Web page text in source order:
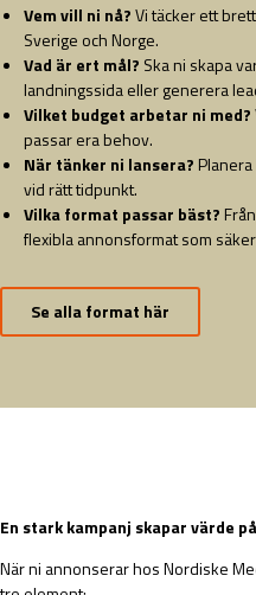
Vem vill ni nå?Vi täcker ett
Sverige och Norge.
Vad är ert mål? Ska ni skapa
landningssida eller generera
Vilket budget arbetar ni med?
passar era behov.
När tänker ni lansera?
vid rätt tidpunkt.
Vilka format passar bäst?
flexibla annonsformat som
Se alla format här
En stark kampanj skapar värde
När ni annonserar hos Nordiske